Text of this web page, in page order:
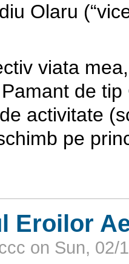
Olaru
viata
de
activitate
pe
Eroilor
on Sun, 02/